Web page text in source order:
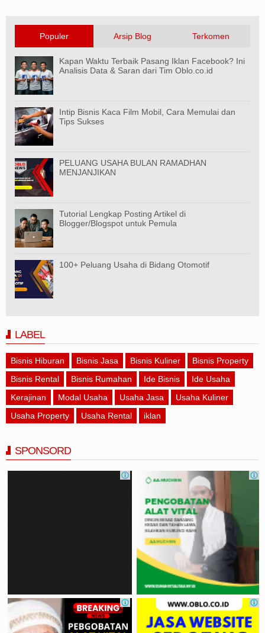
Populer Arsip Blog Terkomen
Kapan Waktu Terbaik Pasang Iklan Facebook? Ini
Analisis Data & Saran dari Tim Oblo.co.id
Intip Bisnis Kaca Film Mobil, Cara Memulai dan
Tips Sukses
PELUANG USAHA BULAN RAMADHAN
MENJANJIKAN
Tutorial Lengkap Posting Artikel di
Blogger/Blogspot untuk Pemula
100+ Peluang Usaha di Bidang Otomotif
LABEL
Bisnis Hiburan Bisnis Jasa Bisnis Kuliner
Bisnis Property
Bisnis Rental
Bisnis Rumahan Ide Bisnis
Ide Usaha
Kerajinan
Modal Usaha Usaha Jasa
Usaha Kuliner
Usaha Property
Usaha Rental iklan
SPONSORD